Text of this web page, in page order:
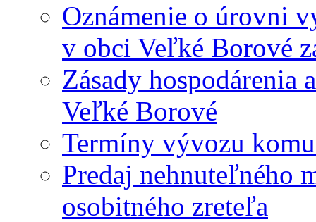
Oznámenie o úrovni
v obci Veľké Borové
Zásady hospodárenia
Veľké Borové
Termíny vývozu
Predaj nehnuteľného
osobitného zreteľa